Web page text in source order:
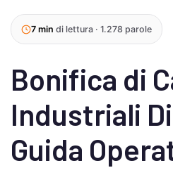
7 min di lettura · 1.278 parole
Bonifica di
Industriali
Guida